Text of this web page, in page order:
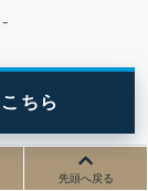
-
-
先頭へ戻る
ちら